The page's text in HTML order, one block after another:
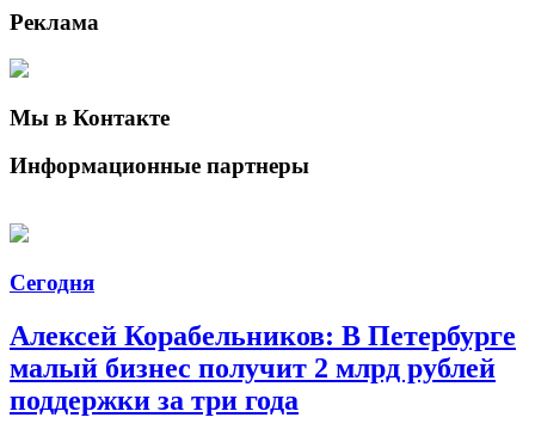
Реклама
Мы в Контакте
Информационные партнеры
Сегодня
Алексей Корабельников: В Петербурге
малый бизнес получит 2 млрд рублей
поддержки за три года